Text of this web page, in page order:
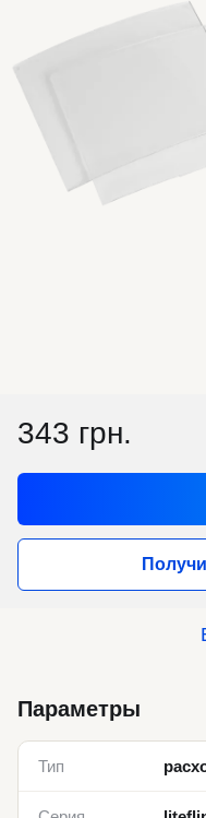
343 грн.
Параметры
Тип